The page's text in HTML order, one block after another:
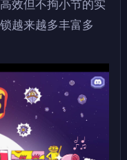
效但不拘小节的实
越来越多丰富多